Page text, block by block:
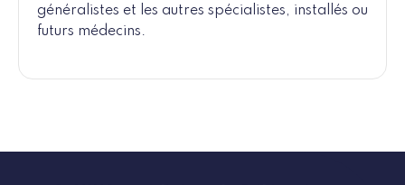
généralistes et les autres spécialistes, installés ou
futurs médecins.